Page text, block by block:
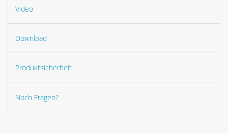
Video
Download
Produktsicherheit
Noch Fragen?